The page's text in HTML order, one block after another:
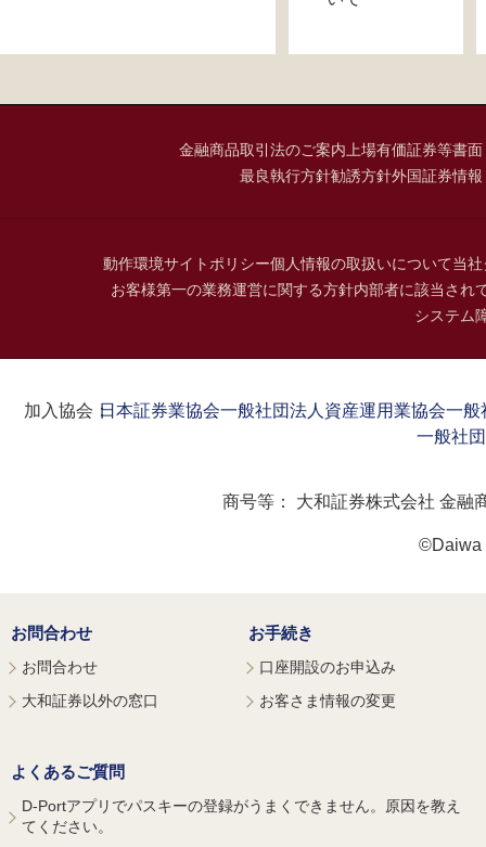
金融商品取引法のご案内 上場有価証券等書
最良執行方針勧誘方針外国証券情
動作環境サイトポリシー個人情報の取扱いについて当
お客様第一の業務運営に関する方針内部者に該当され
システム
加入協会：日本証券業協会一般社団法人資産運用業協会一般
一般社
商号等： 大和証券株式会社 金融
©Daiwa
お問合わせ
お問合わせ
大和証券以外の窓口
お手続き
口座開設のお申込み
お客さま情報の変更
よくあるご質問
D-Portアプリでパスキーの登録がうまくできません。原因を教え
てください。